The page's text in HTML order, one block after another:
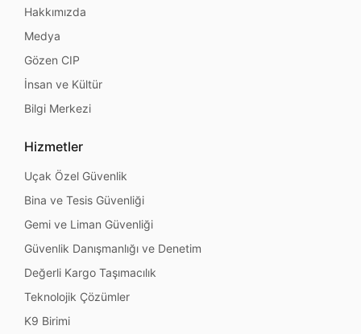
Hakkımızda
Medya
Gözen CIP
İnsan ve Kültür
Bilgi Merkezi
Hizmetler
Uçak Özel Güvenlik
Bina ve Tesis Güvenliği
Gemi ve Liman Güvenliği
Güvenlik Danışmanlığı ve Denetim
Değerli Kargo Taşımacılık
Teknolojik Çözümler
K9 Birimi